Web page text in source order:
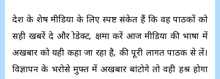
देश के शेष मीडिया के लिए स्पष्ट संकेत हैं कि वह पाठकों को
सही खबरें दे औरप्रोडेक्ट, क्षमा करें आज मीडिया की भाषा में
अखबार को यही कहा जा रहा है, की पूरी लागत पाठक से लें।
विज्ञापन के भरोसे मुफ्त में अखबार बांटोगे तो वही हश्र होगा